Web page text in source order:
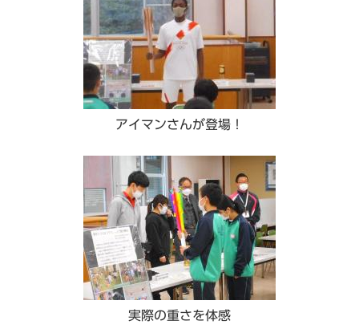
アイマンさんが登場！
実際の重さを体感